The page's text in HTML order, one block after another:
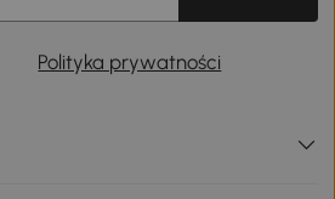
Polityka prywatności